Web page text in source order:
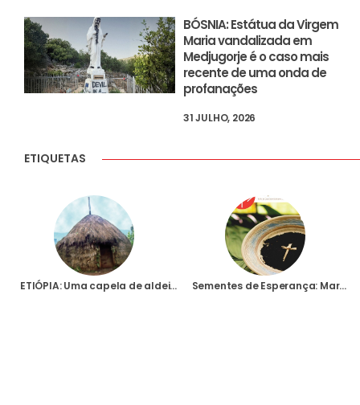
BÓSNIA: Estátua da Virgem
Maria vandalizada em
Medjugorje é o caso mais
recente de uma onda de
profanações
31 JULHO, 2026
ETIQUETAS
ETIÓPIA: Uma capela de aldeia no vicariato apostólico de Soddo Sementes de Esperança: Março de 2022